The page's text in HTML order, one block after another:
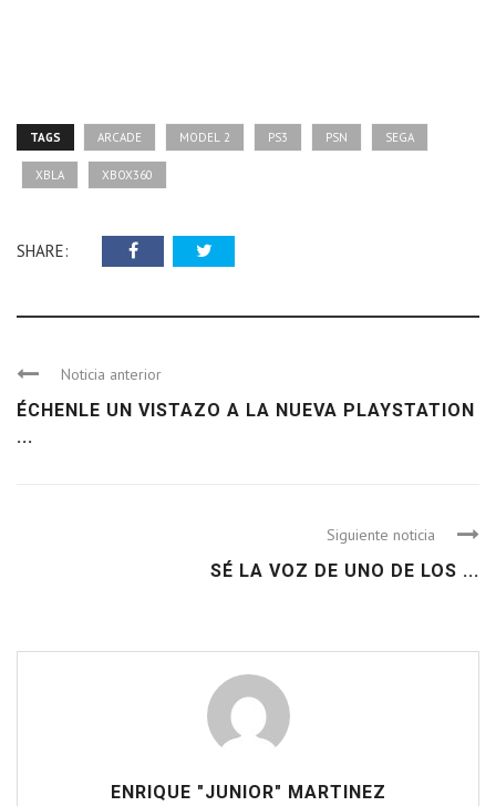
TAGS ARCADE MODEL 2 PS3 PSN SEGA
XBLA XBOX360
SHARE:
Noticia anterior
ÉCHENLE UN VISTAZO A LA NUEVA PLAYSTATION
...
Siguiente noticia
SÉ LA VOZ DE UNO DE LOS ...
ENRIQUE "JUNIOR" MARTINEZ